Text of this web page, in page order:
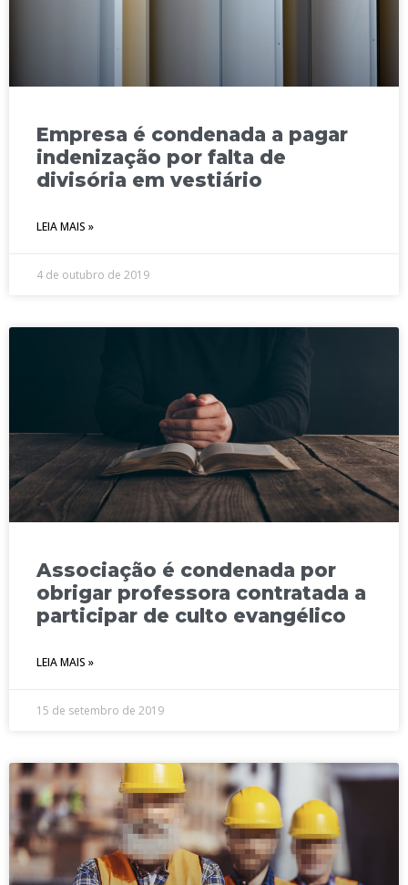
Empresa é condenada a pagar
indenização por falta de
divisória em vestiário
LEIA MAIS »
4 de outubro de 2019
Associação é condenada por
obrigar professora contratada a
participar de culto evangélico
LEIA MAIS »
15 de setembro de 2019